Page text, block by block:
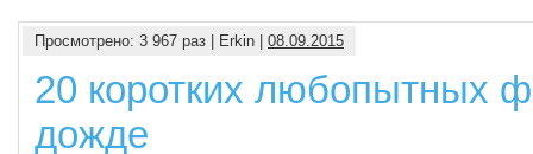
Просмотрено: 3 967 раз | Erkin | 08.09.2015
20 коротких любопытных
дожде